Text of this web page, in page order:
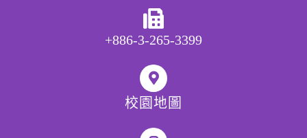
+886-3-265-3399
校園地圖